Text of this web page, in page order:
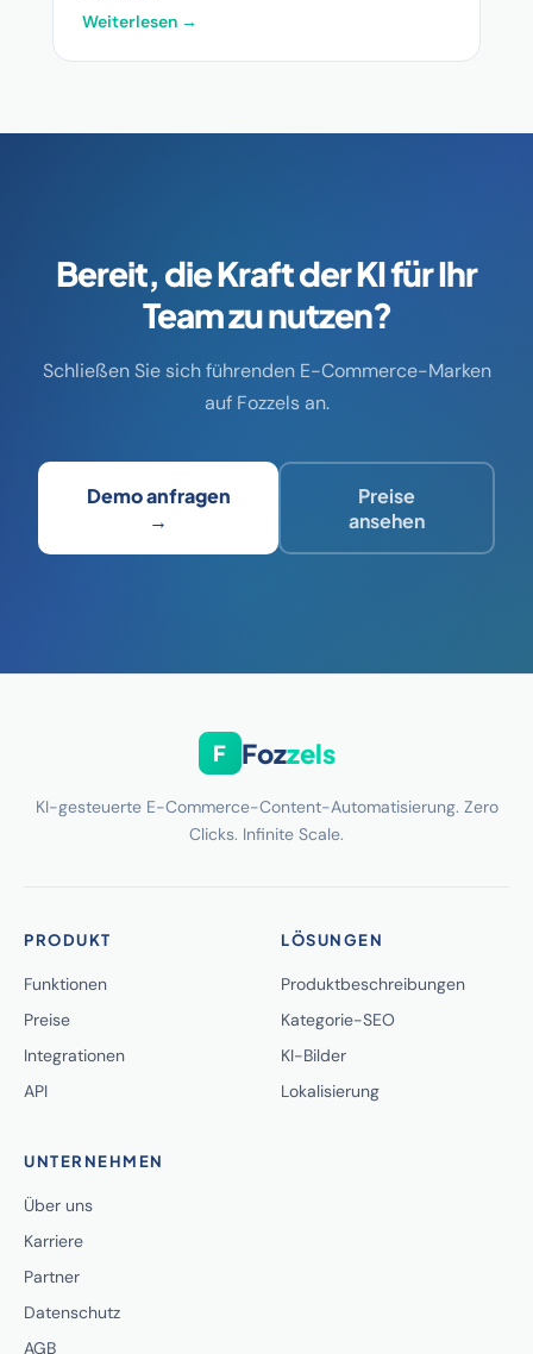
Weiterlesen →
Bereit, die Kraft der KI für Ihr
Team zu nutzen?
Schließen Sie sich führenden E-Commerce-Marken
auf Fozzels an.
Demo anfragen
→
Preise
ansehen
F Fozzels
KI-gesteuerte E-Commerce-Content-Automatisierung. Zero
Clicks. Infinite Scale.
PRODUKT
Funktionen
Preise
Integrationen
API
LÖSUNGEN
Produktbeschreibungen
Kategorie-SEO
KI-Bilder
Lokalisierung
UNTERNEHMEN
Über uns
Karriere
Partner
Datenschutz
AGB